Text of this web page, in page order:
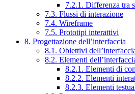
7.2.1. Differenza tra
7.3. Flussi di interazione
7.4. Wireframe
7.5. Prototipi interattivi
8. Progettazione dell’interfaccia
8.1. Obiettivi
8.2. Elementi
8.2.1. Elementi di
8.2.2. Elementi
8.2.3. Elementi